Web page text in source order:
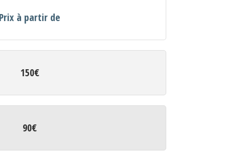
à partir de
150€
90€